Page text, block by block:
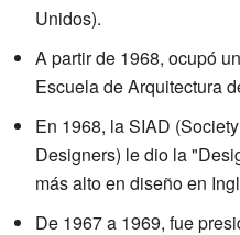
Unidos).
A partir de 1968, ocupó
Escuela de Arquitectura
En 1968, la SIAD
Designers) le dio la
más alto en diseño en
De 1967 a 1969, fue